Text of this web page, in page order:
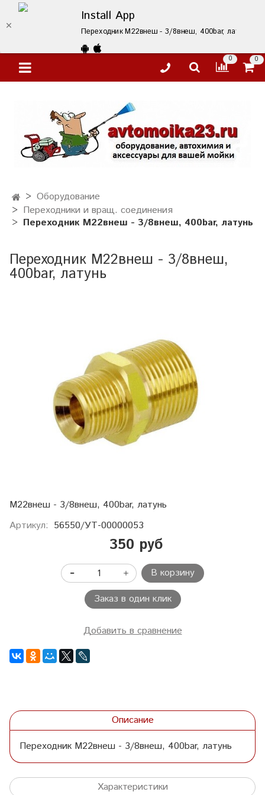
Install App
Переходник М22внеш - 3/8внеш, 400bar, латунь –
0 0
Оборудование
Переходники и вращ. соединения
Переходник М22внеш - 3/8внеш, 400bar, латунь
Переходник М22внеш - 3/8внеш,
400bar, латунь
М22внеш - 3/8внеш, 400bar, латунь
Артикул: 56550/УТ-00000053
350 руб
В корзину
Заказ в один клик
Добавить в сравнение
Описание
Переходник М22внеш - 3/8внеш, 400bar, латунь
Характеристики